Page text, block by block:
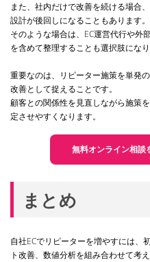
また、社内だけで改善を続ける場合
設計が後回しになることもあります。
そのような場合は、EC運営代行や外
を含めて整理することも選択肢になり
重要なのは、リピーター施策を単発
改善として捉えることです。
顧客との関係性を見直しながら施策
定させやすくなります。
無料オンライン相談
まとめ
自社ECでリピーターを増やすには、
ト改善、数値分析を組み合わせて考